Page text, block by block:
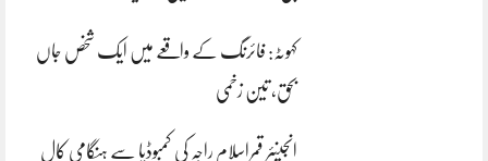
کہوٹہ: فائرنگ کے واقعے میں ایک شخص جاں
بحق، تین زخمی
انجینئر قمراسلام راجہ کی کمبوڈیا سے ہنگامی کال